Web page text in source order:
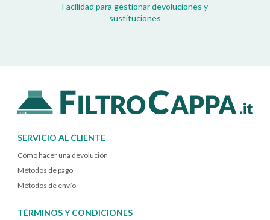
Facilidad para gestionar devoluciones y
sustituciones
SERVICIO AL CLIENTE
Cómo hacer una devolución
Métodos de pago
Métodos de envío
TÉRMINOS Y CONDICIONES